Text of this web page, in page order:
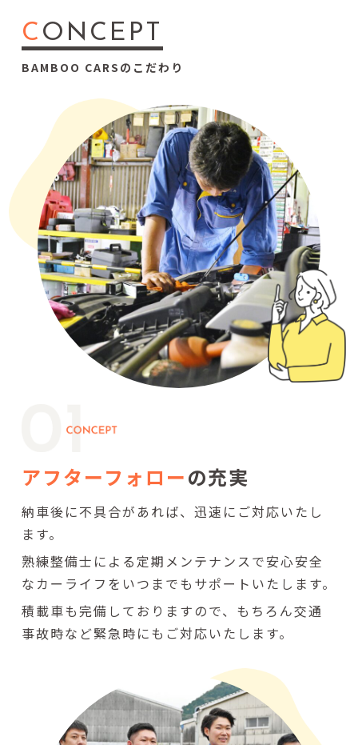
C ONCEPT
BAMBOO CARSのこだわり
アフターフォローの充実
納車後に不具合があれば、迅速にご対応いたし
ます。
熟練整備士による定期メンテナンスで安心安全
なカーライフをいつまでもサポートいたします。
積載車も完備しておりますので、もちろん交通
事故時など緊急時にもご対応いたします。